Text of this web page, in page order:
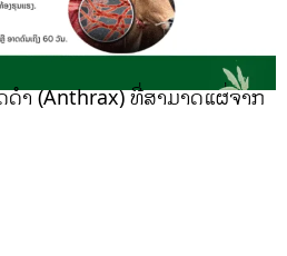
ດຳ (Anthrax) ທີ່ສາມາດແຜ່ຈາກ